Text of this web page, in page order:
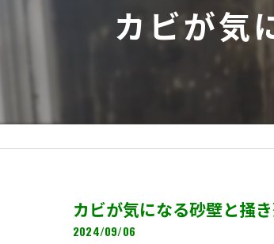
カビが気
カビが気になる砂壁と掻
2024/09/06